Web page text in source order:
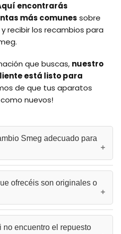
encontrarás
más comunes sobre
recibir los recambios para
que buscas, nuestro
está listo para
de que tus aparatos
nuevos!
Smeg adecuado para
tu electrodoméstico, donde
de serie. Si tienes dudas,
y te ayudaremos a identificar la
ofrecéis son originales o
calidad. Todos nuestros
encuentro el repuesto